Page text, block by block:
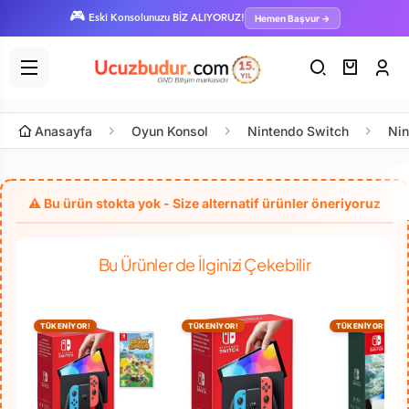
🎮 Eski Konsolunuzu BİZ ALIYORUZ! Hemen Başvur →
Anasayfa Oyun Konsol Nintendo Switch
Bu Ürünler de İlginizi Çekebilir
TÜKENİYOR! TÜKENİYOR! TÜKENİYOR!